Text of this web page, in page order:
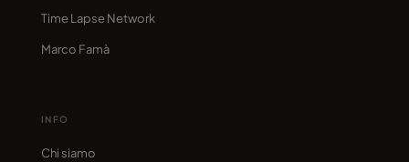
Time Lapse Network
Marco Famà
INFO
Chi siamo